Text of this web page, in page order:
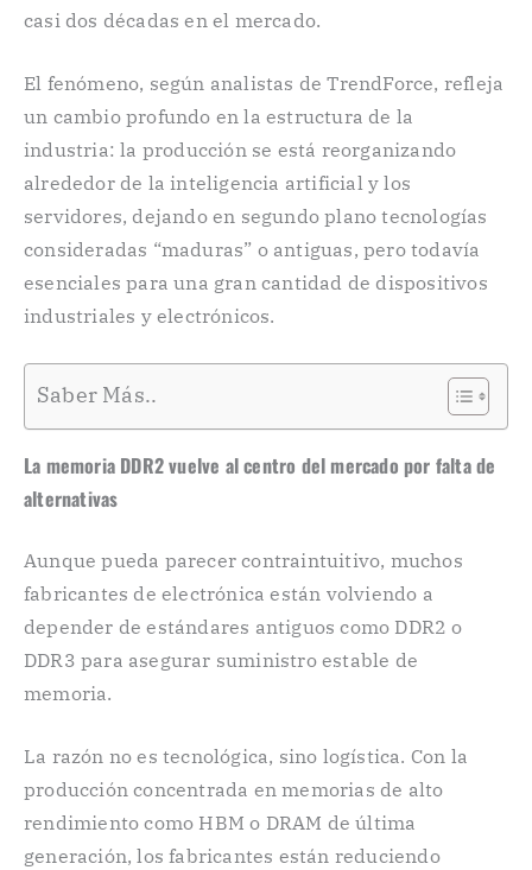
casi dos décadas en el mercado.
El fenómeno, según analistas de TrendForce, refleja
un cambio profundo en la estructura de la
industria: la producción se está reorganizando
alrededor de la inteligencia artificial y los
servidores, dejando en segundo plano tecnologías
consideradas “maduras” o antiguas, pero todavía
esenciales para una gran cantidad de dispositivos
industriales y electrónicos.
Saber Más..
La memoria DDR2 vuelve al centro del mercado por falta de
alternativas
Aunque pueda parecer contraintuitivo, muchos
fabricantes de electrónica están volviendo a
depender de estándares antiguos como DDR2 o
DDR3 para asegurar suministro estable de
memoria.
La razón no es tecnológica, sino logística. Con la
producción concentrada en memorias de alto
rendimiento como HBM o DRAM de última
generación, los fabricantes están reduciendo